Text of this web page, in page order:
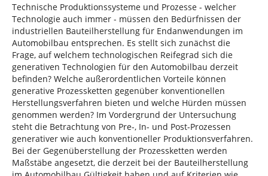
Technische Produktionssysteme und Prozesse - welcher
Technologie auch immer - müssen den Bedürfnissen der
industriellen Bauteilherstellung für Endanwendungen im
Automobilbau entsprechen. Es stellt sich zunächst die
Frage, auf welchem technologischen Reifegrad sich die
generativen Technologien für den Automobilbau derzeit
befinden? Welche außerordentlichen Vorteile können
generative Prozessketten gegenüber konventionellen
Herstellungsverfahren bieten und welche Hürden müssen
genommen werden? Im Vordergrund der Untersuchung
steht die Betrachtung von Pre-, In- und Post-Prozessen
generativer wie auch konventioneller Produktionsverfahren.
Bei der Gegenüberstellung der Prozessketten werden
Maßstäbe angesetzt, die derzeit bei der Bauteilherstellung